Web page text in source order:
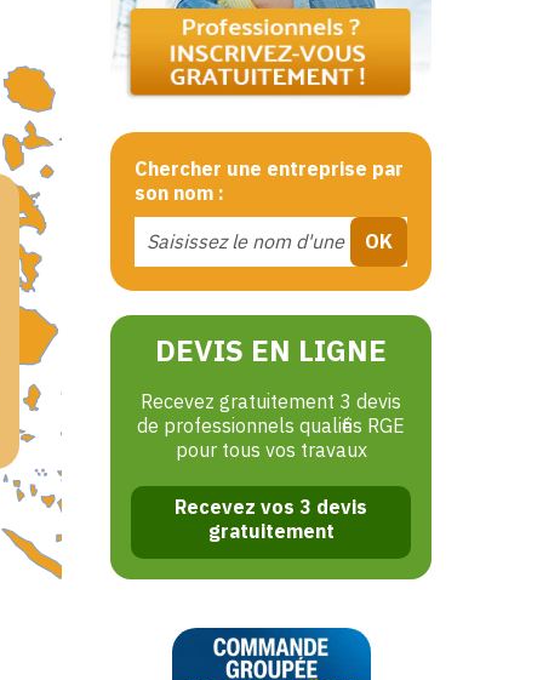
Chercher une entreprise par
son nom :
DEVIS EN LIGNE
Recevez gratuitement 3 devis
de professionnels qualifiés RGE
pour tous vos travaux
Recevez vos 3 devis
gratuitement